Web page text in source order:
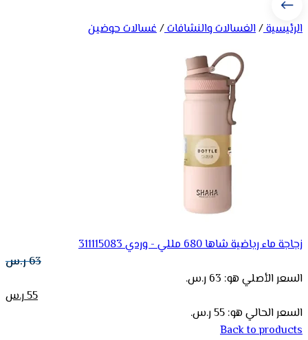
الرئيسية/الغسالات والنشافات/غسالات حوضين
زجاجة ماء رياضية شاها 680 مللي - وردي 311115083
63ر.س
السعر الأصلي هو: 63 ر.س.
55ر.س
السعر الحالي هو: 55 ر.س.
Back to products